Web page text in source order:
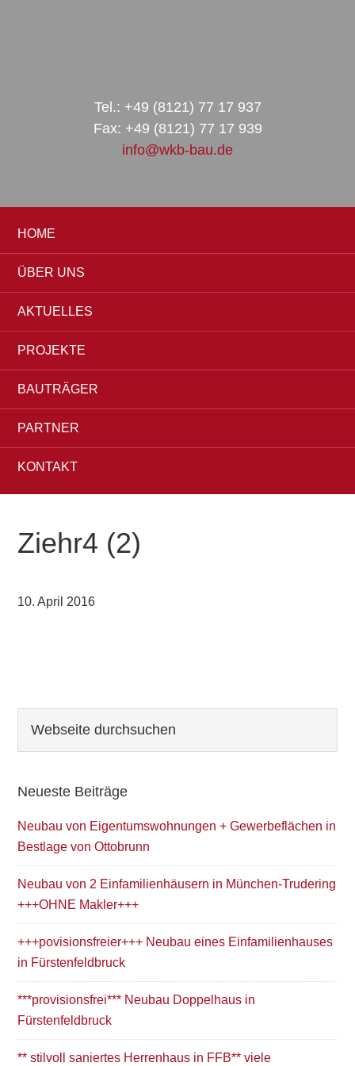
Tel.: +49 (8121) 77 17 937
Fax: +49 (8121) 77 17 939
info@wkb-bau.de
HOME
ÜBER UNS
AKTUELLES
PROJEKTE
BAUTRÄGER
PARTNER
KONTAKT
Ziehr4 (2)
10. April 2016
Seitenspalte
durchsuchen
Neueste Beiträge
Neubau von Eigentumswohnungen + Gewerbeflächen in
Bestlage von Ottobrunn
Neubau von 2 Einfamilienhäusern in München-Trudering
+++OHNE Makler+++
+++povisionsfreier+++ Neubau eines Einfamilienhauses
in Fürstenfeldbruck
***provisionsfrei*** Neubau Doppelhaus in
Fürstenfeldbruck
** stilvoll saniertes Herrenhaus in FFB** viele